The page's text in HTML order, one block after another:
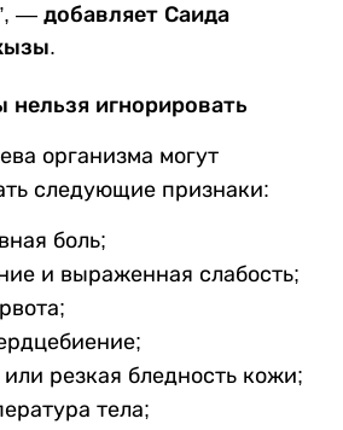
— добавляет Саида
игнорировать
организма могут
следующие признаки:
боль;
и выраженная слабость;
резкая бледность кожи;
тела;